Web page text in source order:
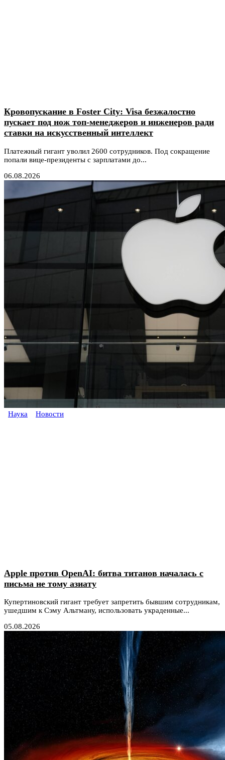
Кровопускание в Foster City: Visa безжалостно
пускает под нож топ-менеджеров и инженеров ради
ставки на искусственный интеллект
Платежный гигант уволил 2600 сотрудников. Под сокращение
попали вице-президенты с зарплатами до...
06.08.2026
Наука Новости
Apple против OpenAI: битва титанов началась с
письма не тому азиату
Купертиновский гигант требует запретить бывшим сотрудникам,
ушедшим к Сэму Альтману, использовать украденные...
05.08.2026